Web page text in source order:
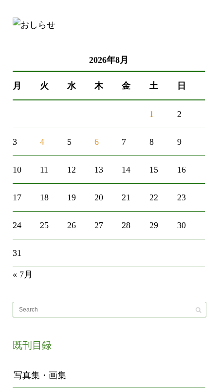
2026年8月
月 火 水 木 金 土 日
1 2
3 4 5 6 7 8 9
10 11 12 13 14 15 16
17 18 19 20 21 22 23
24 25 26 27 28 29 30
31
« 7月
既刊目録
写真集・画集